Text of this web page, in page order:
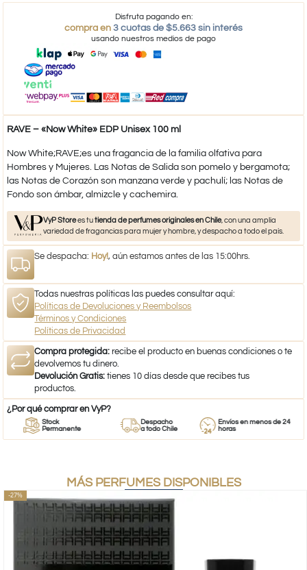
Disfruta pagando en:
compra en 3 cuotas de $5.663 sin interés
usando nuestros medios de pago
RAVE – «Now White» EDP Unisex 100 ml
Now White;RAVE;es una fragancia de la familia olfativa para
Hombres y Mujeres. Las Notas de Salida son pomelo y bergamota;
las Notas de Corazón son manzana verde y pachulí; las Notas de
Fondo son ámbar, almizcle y cachemira.
VyP Storees tutienda de perfumes originales en Chile, con una amplia
variedad de fragancias para mujer y hombre, y despacho a todo el país.
Se despacha: Hoy!, aún estamos antes de las 15:00hrs.
Todas nuestras políticas las puedes consultar aquí:
Políticas de Devoluciones y Reembolsos
Términos y Condiciones
Políticas de Privacidad
Compra protegida: recibe el producto en buenas condiciones o te
devolvemos tu dinero.
Devolución Gratis: tienes 10 días desde que recibes tus
productos.
¿Por qué comprar en VyP?
Stock
Permanente
Despacho
a todo Chile
Envíos en menos de 24
horas
MÁS PERFUMES DISPONIBLES
-27%